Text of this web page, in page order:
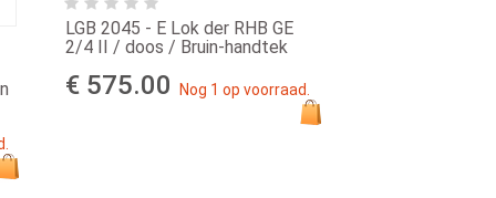
LGB 2045 - E Lok der RHB GE
2/4 II / doos / Bruin-handtek
€ 575.00 Nog 1 op voorraad.